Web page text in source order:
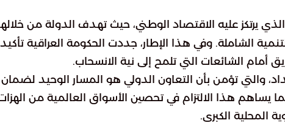
يرتكز عليه الاقتصاد الوطني، حيث تهدف الدولة من
الشاملة. وفي هذا الإطار، جددت الحكومة العراقية
الشائعات التي تلمح إلى نية الانسحاب.
والتي تؤمن بأن التعاون الدولي هو المسار الوحيد لضمان
يساهم هذا الالتزام في تحصين الأسواق العالمية من
المحلية الكبرى.